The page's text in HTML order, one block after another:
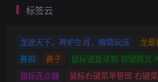
标签云
龙途天下，神炉生肖，熔铸玩法 龙最
鼻祖
鼻子
鼠标键盘录制 按键精灵
鼠标连点器
鼠标右键菜单管理 右键